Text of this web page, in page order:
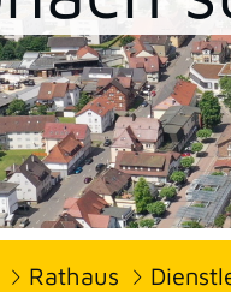
Rathaus